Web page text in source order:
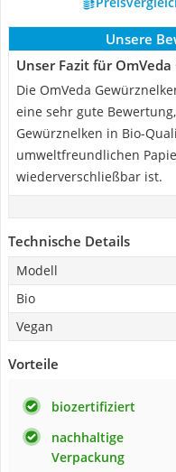
Unsere
Unser Fazit für
Die OmVeda
eine sehr gute
Gewürznelken in Bio-
umweltfreundlichen
wiederverschließbar ist.
Technische Details
Modell
Bio
Vegan
Vorteile
biozertifiziert
nachhaltige
Verpackung